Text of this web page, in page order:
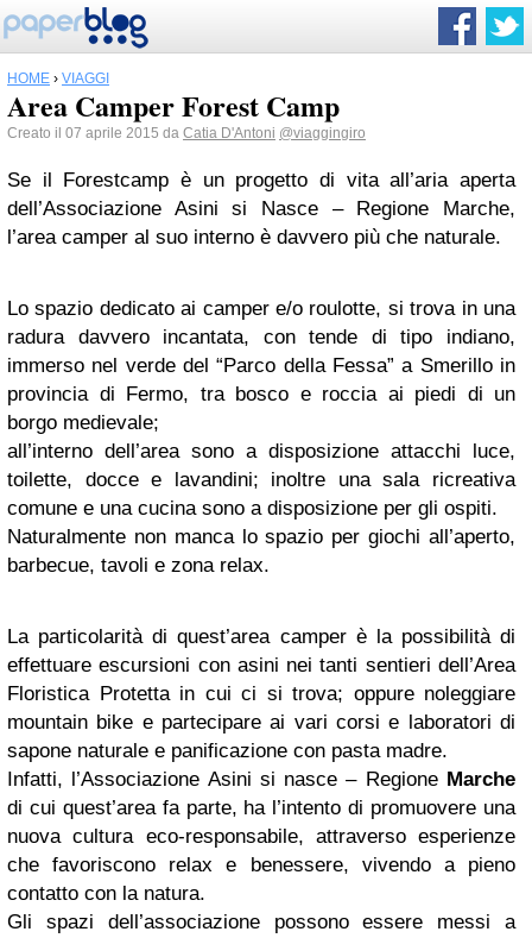
HOME › VIAGGI
Area Camper Forest Camp
Creato il 07 aprile 2015 da Catia D'Antoni @viaggingiro
Se il Forestcamp è un progetto di vita all’aria aperta
dell’Associazione Asini si Nasce – Regione Marche,
l’area camper al suo interno è davvero più che naturale.
Lo spazio dedicato ai camper e/o roulotte, si trova in una
radura davvero incantata, con tende di tipo indiano,
immerso nel verde del “Parco della Fessa” a Smerillo in
provincia di Fermo, tra bosco e roccia ai piedi di un
borgo medievale;
all’interno dell’area sono a disposizione attacchi luce,
toilette, docce e lavandini; inoltre una sala ricreativa
comune e una cucina sono a disposizione per gli ospiti.
Naturalmente non manca lo spazio per giochi all’aperto,
barbecue, tavoli e zona relax.
La particolarità di quest’area camper è la possibilità di
effettuare escursioni con asini nei tanti sentieri dell’Area
Floristica Protetta in cui ci si trova; oppure noleggiare
mountain bike e partecipare ai vari corsi e laboratori di
sapone naturale e panificazione con pasta madre.
Infatti, l’Associazione Asini si nasce – Regione Marche
di cui quest’area fa parte, ha l’intento di promuovere una
nuova cultura eco-responsabile, attraverso esperienze
che favoriscono relax e benessere, vivendo a pieno
contatto con la natura.
Gli spazi dell’associazione possono essere messi a